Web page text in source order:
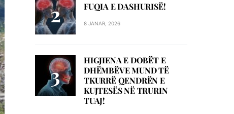
FUQIA E DASHURISË!
8 JANAR, 2026
HIGJIENA E DOBËT E
DHËMBËVE MUND TË
TKURRË QENDRËN E
KUJTESËS NË TRURIN
TUAJ!